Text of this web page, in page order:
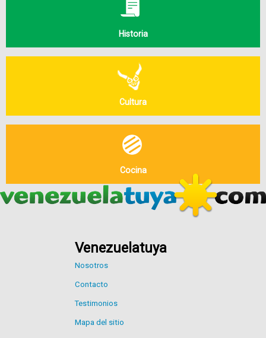
Historia
Cultura
Cocina
Venezuelatuya
Nosotros
Contacto
Testimonios
Mapa del sitio